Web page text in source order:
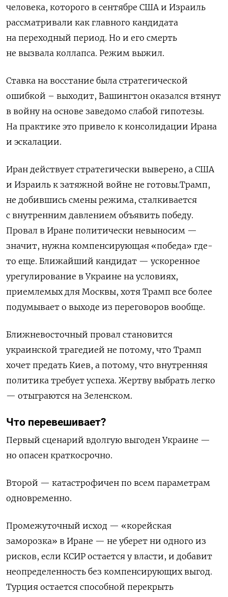
человека, которого в сентябре США и Израиль
рассматривали как главного кандидата
на переходный период. Но и его смерть
не вызвала коллапса. Режим выжил.
Ставка на восстание была стратегической
ошибкой – выходит, Вашингтон оказался втянут
в войну на основе заведомо слабой гипотезы.
На практике это привело к консолидации Ирана
и эскалации.
Иран действует стратегически выверено, а США
и Израиль к затяжной войне не готовы.Трамп,
не добившись смены режима, сталкивается
с внутренним давлением объявить победу.
Провал в Иране политически невыносим —
значит, нужна компенсирующая «победа» где-
то еще. Ближайший кандидат — ускоренное
урегулирование в Украине на условиях,
приемлемых для Москвы, хотя Трамп все более
подумывает о выходе из переговоров вообще.
Ближневосточный провал становится
украинской трагедией не потому, что Трамп
хочет предать Киев, а потому, что внутренняя
политика требует успеха. Жертву выбрать легко
— отыграются на Зеленском.
Что перевешивает?
Первый сценарий вдолгую выгоден Украине —
но опасен краткосрочно.
Второй — катастрофичен по всем параметрам
одновременно.
Промежуточный исход — «корейская
заморозка» в Иране — не уберет ни одного из
рисков, если КСИР остается у власти, и добавит
неопределенность без компенсирующих выгод.
Турция остается способной перекрыть